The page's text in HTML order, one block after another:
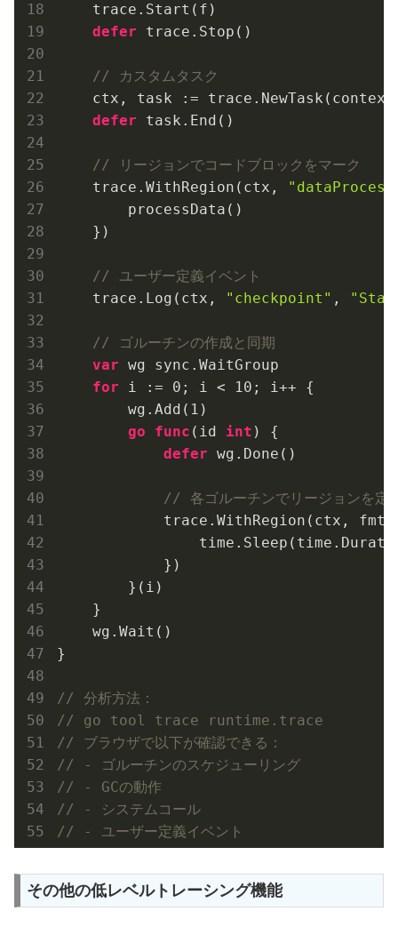
    trace.Start(f)
defer trace.Stop()
// カスタムタスク
ctx, task :=
defer task.End()
// リージョンでコードブロックをマーク
    trace.WithRegion(ctx,
        processData()
    })
// ユーザー定義イベント
    trace.Log(ctx,
"checkpoint" ,
// ゴルーチンの作成と同期
var wg sync.WaitGroup
for i := 0 ; i < 10 ; i++ {
        wg.Add(
1 )
go
func (id int )
{
defer wg.Done()
// 各ゴルーチンでリージョンを定
trace.WithRegion(ctx,
            })
        }(i)
    }
    wg.Wait()
}
// 分析方法：
// go tool trace runtime.trace
// ブラウザで以下が確認できる：
// - ゴルーチンのスケジューリング
// - GCの動作
// - システムコール
// - ユーザー定義イベント
その他の低レベルトレーシング機能